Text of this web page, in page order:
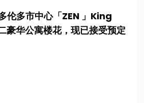
伦多市中心「ZEN 」King
豪华公寓楼花，现已接受预定